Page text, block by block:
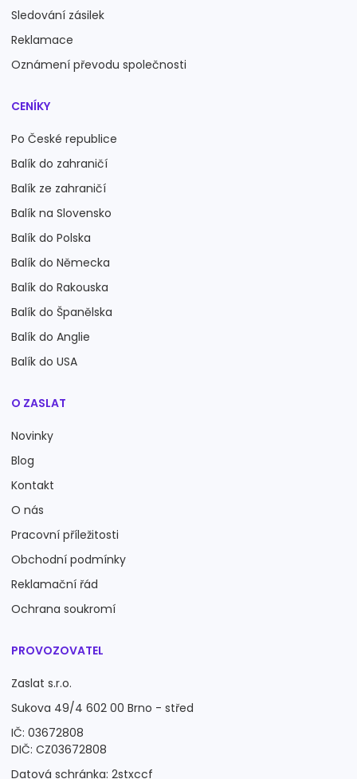
Sledování zásilek
Reklamace
Oznámení převodu společnosti
CENÍKY
Po České republice
Balík do zahraničí
Balík ze zahraničí
Balík na Slovensko
Balík do Polska
Balík do Německa
Balík do Rakouska
Balík do Španělska
Balík do Anglie
Balík do USA
O ZASLAT
Novinky
Blog
Kontakt
O nás
Pracovní příležitosti
Obchodní podmínky
Reklamační řád
Ochrana soukromí
PROVOZOVATEL
Zaslat s.r.o.
Sukova 49/4 602 00 Brno - střed
IČ: 03672808
DIČ: CZ03672808
Datová schránka: 2stxccf